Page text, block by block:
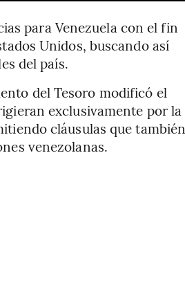
para Venezuela con el fin
Unidos, buscando así
del país.
del Tesoro modificó el
exclusivamente por la
cláusulas que también
venezolanas.